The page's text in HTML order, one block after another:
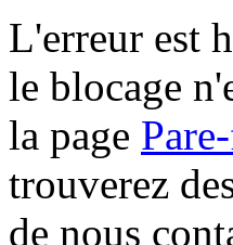
L'erreur est
le blocage
la page
trouverez
de nous